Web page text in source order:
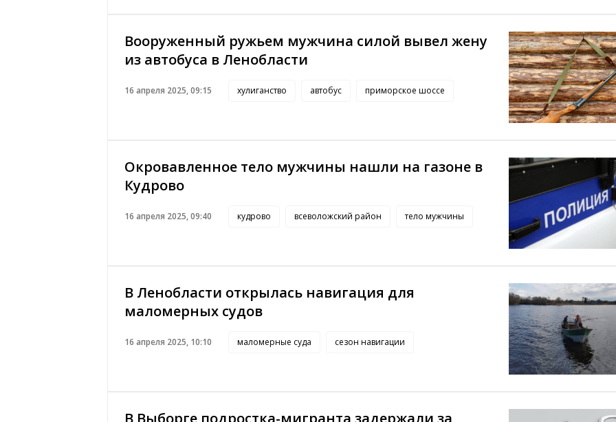
Вооруженный ружьем мужчина силой вывел жену
из автобуса в Ленобласти
16 апреля 2025, 09:15 хулиганство автобус приморское шоссе
Окровавленное тело мужчины нашли на газоне в
Кудрово
16 апреля 2025, 09:40 кудрово всеволожский район тело мужчины
В Ленобласти открылась навигация для
маломерных судов
16 апреля 2025, 10:10 маломерные суда сезон навигации